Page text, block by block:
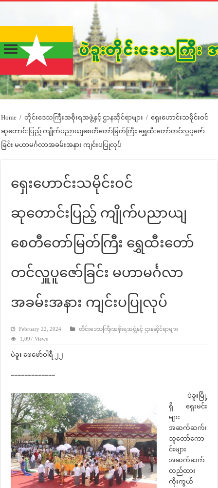
Home / တိုင်းဒေသကြီးအစိုးရအဖွဲ့နှင့် ဌာနဆိုင်ရာများ / ရှေးဟောင်းသမိုင်းဝင်
ဆုတောင်းပြည့် ကျိုက်ပညာယျစေတီတော်မြတ်ကြီး ရွှေထီးတော်တင်လှူပူဇော်
ခြင်း မဟာမင်္ဂလာအခမ်းအနား ကျင်းပပြုလုပ်
ရှေးဟောင်းသမိုင်းဝင်
ဆုတောင်းပြည့် ကျိုက်ပညာယျ
စေတီတော်မြတ်ကြီး ရွှေထီးတော်
တင်လှူပူဇော်ခြင်း မဟာမင်္ဂလာ
အခမ်းအနား ကျင်းပပြုလုပ်
February 22, 2024
တိုင်းဒေသကြီးအစိုးရအဖွဲ့နှင့် ဌာနဆိုင်ရာများ
1,097 Views
ပဲခူး ဖေဖော်ဝါရီ ၂၂
=============
ပဲခူးမြို့
ရှိ ရှေးမင်း
များ
အဆက်ဆက်၊
သူတော်ကော
င်းများ
အဆက်ဆက်
တည်ထား
ကိုးကွယ်